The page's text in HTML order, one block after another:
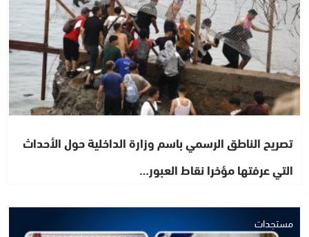
تصريح الناطق الرسمي باسم وزارة الداخلية حول الأحداث
التي عرفتها مؤخرا نقاط العبور…
مستجدات